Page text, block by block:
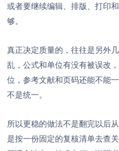
或者要继续编辑、排版、打印
够。
真正决定质量的，往往是另外
乱，公式和单位有没有被误改
位，参考文献和页码还能不能
不是统一。
所以更稳的做法不是翻完以后
是按一份固定的复核清单去查